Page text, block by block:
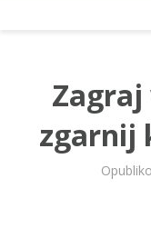
zgarnij